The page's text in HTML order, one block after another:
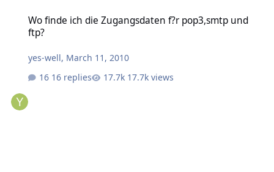
Wo finde ich die Zugangsdaten f?r pop3,smtp und
ftp?
yes-well, March 11, 2010
16 replies
17.7k views